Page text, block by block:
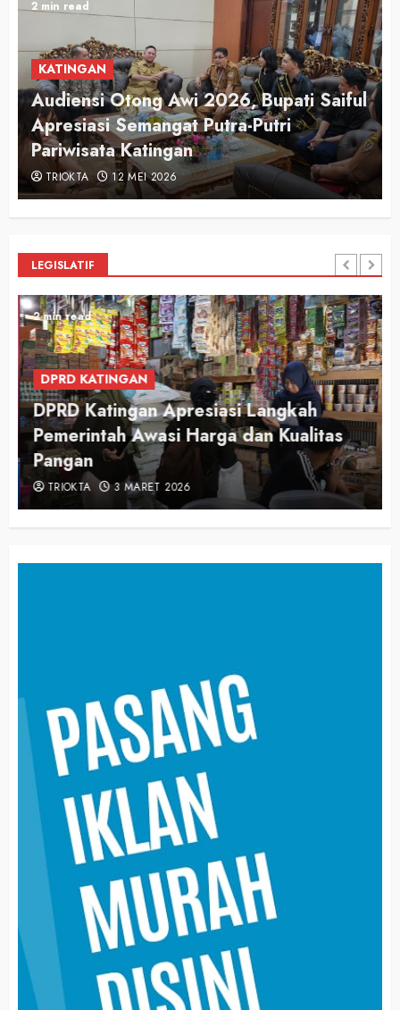
2 min read
KATINGAN
Audiensi Otong Awi 2026, Bupati Saiful
Apresiasi Semangat Putra-Putri
Pariwisata Katingan
TRIOKTA 12 MEI 2026
LEGISLATIF
2 min read
DPRD KATINGAN
DPRD Katingan Apresiasi Langkah
Pemerintah Awasi Harga dan Kualitas
Pangan
TRIOKTA 3 MARET 2026